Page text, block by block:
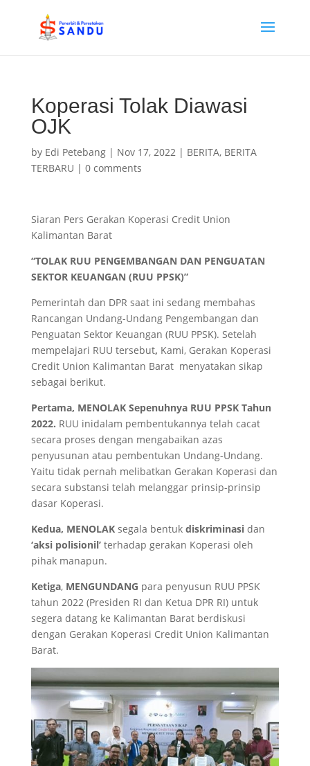
Koperasi Tolak Diawasi
OJK
by Edi Petebang| Nov 17, 2022| BERITA, BERITA
TERBARU | 0 comments
Siaran Pers Gerakan Koperasi Credit Union
Kalimantan Barat
“TOLAK RUU PENGEMBANGAN DAN PENGUATAN
SEKTOR KEUANGAN (RUU PPSK)”
Pemerintah dan DPR saat ini sedang membahas
Rancangan Undang-Undang Pengembangan dan
Penguatan Sektor Keuangan (RUU PPSK). Setelah
mempelajari RUU tersebut, Kami, Gerakan Koperasi
Credit Union Kalimantan Barat menyatakan sikap
sebagai berikut.
Pertama, MENOLAK Sepenuhnya RUU PPSK Tahun
2022. RUU inidalam pembentukannya telah cacat
secara proses dengan mengabaikan azas
penyusunan atau pembentukan Undang-Undang.
Yaitu tidak pernah melibatkan Gerakan Koperasi dan
secara substansi telah melanggar prinsip-prinsip
dasar Koperasi.
Kedua, MENOLAK segala bentuk diskriminasi dan
‘aksi polisionil’terhadap gerakan Koperasi oleh
pihak manapun.
Ketiga, MENGUNDANG para penyusun RUU PPSK
tahun 2022 (Presiden RI dan Ketua DPR RI) untuk
segera datang ke Kalimantan Barat berdiskusi
dengan Gerakan Koperasi Credit Union Kalimantan
Barat.